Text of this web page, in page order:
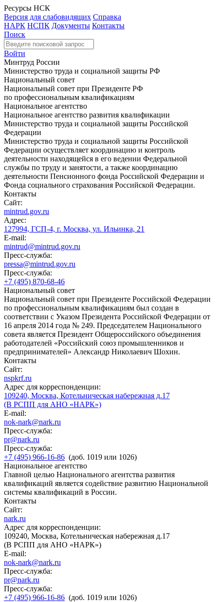
Ресурсы НСК
Версия для слабовидящих Справка
НАРК НСПК Документы Контакты
Поиск
Войти
Минтруд России
Министерство труда и социальной защиты РФ
Национальный совет
Национальный совет при Президенте РФ
по профессиональным квалификациям
Национальное агентство
Национальное агентство развития квалификации
Министерство труда и социальной защиты Российской
Федерации
Министерство труда и социальной защиты Российской
Федерации осуществляет координацию и контроль
деятельности находящейся в его ведении Федеральной
службы по труду и занятости, а также координацию
деятельности Пенсионного фонда Российской Федерации и
Фонда социального страхования Российской Федерации.
Контакты
Сайт:
mintrud.gov.ru
Адрес:
127994, ГСП-4, г. Москва, ул. Ильинка, 21
E-mail:
mintrud@mintrud.gov.ru
Пресс-служба:
pressa@mintrud.gov.ru
Пресс-служба:
+7 (495) 870-68-46
Национальный совет
Национальный совет при Президенте Российской Федерации
по профессиональным квалификациям был создан в
соответствии с Указом Президента Российской Федерации от
16 апреля 2014 года № 249. Председателем Национального
совета является Президент Общероссийского объединения
работодателей «Российский союз промышленников и
предпринимателей» Александр Николаевич Шохин.
Контакты
Сайт:
nspkrf.ru
Адрес для корреспонденции:
109240, Москва, Котельническая набережная д.17
(В РСПП для АНО «НАРК»)
E-mail:
nok-nark@nark.ru
Пресс-служба:
pr@nark.ru
Пресс-служба:
+7 (495) 966-16-86 (доб. 1019 или 1026)
Национальное агентство
Главной целью Национального агентства развития
квалификаций является содействие развитию Национальной
системы квалификаций в России.
Контакты
Сайт:
nark.ru
Адрес для корреспонденции:
109240, Москва, Котельническая набережная д.17
(В РСПП для АНО «НАРК»)
E-mail:
nok-nark@nark.ru
Пресс-служба:
pr@nark.ru
Пресс-служба:
+7 (495) 966-16-86 (доб. 1019 или 1026)